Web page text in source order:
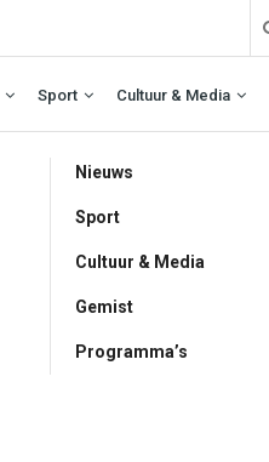
Sport Cultuur & Media
Nieuws
Sport
Cultuur & Media
Gemist
Programma’s